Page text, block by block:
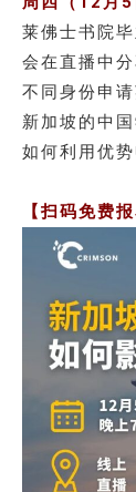
莱佛士书院
会在直播中
不同身份申
新加坡的中
如何利用优势
【扫码免费